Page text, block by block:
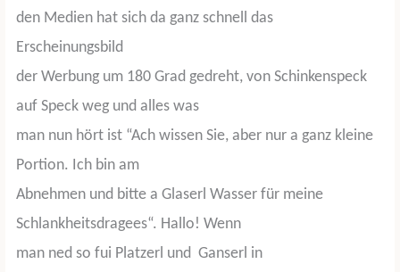
den Medien hat sich da ganz schnell das
Erscheinungsbild
der Werbung um 180 Grad gedreht, von Schinkenspeck
auf Speck weg und alles was
man nun hört ist “Ach wissen Sie, aber nur a ganz kleine
Portion. Ich bin am
Abnehmen und bitte a Glaserl Wasser für meine
Schlankheitsdragees“. Hallo! Wenn
man ned so fui Platzerl und Ganserl in